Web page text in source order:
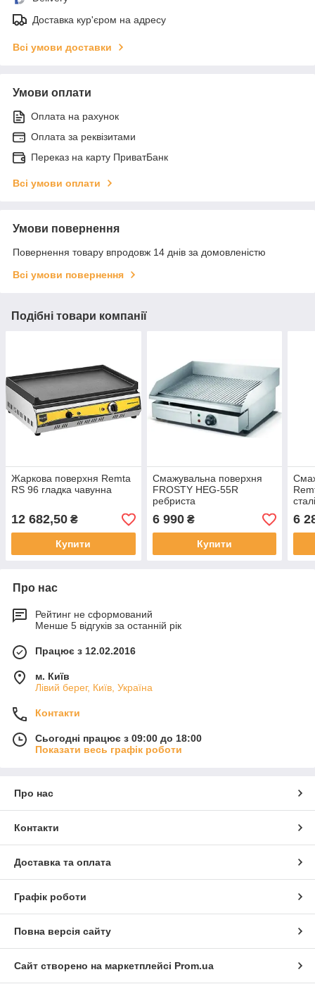
Доставка кур'єром на адресу
Всі умови доставки
Умови оплати
Оплата на рахунок
Оплата за реквізитами
Переказ на карту ПриватБанк
Всі умови оплати
Умови повернення
Повернення товару впродовж 14 днів за домовленістю
Всі умови повернення
Подібні товари компанії
Жаркова поверхня Remta
RS 96 гладка чавунна
12 682,50 ₴
Купити
Смажувальна поверхня
FROSTY HEG-55R
ребриста
6 990₴
Купити
6
Про нас
Рейтинг не сформований
Менше 5 відгуків за останній рік
Працює з 12.02.2016
м. Київ
Лівий берег, Київ, Україна
Контакти
Сьогодні працює з 09:00 до 18:00
Показати весь графік роботи
Про нас
Контакти
Доставка та оплата
Графік роботи
Повна версія сайту
Сайт створено на маркетплейсі Prom.ua